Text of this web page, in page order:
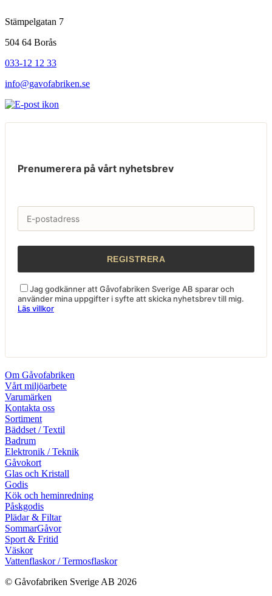
Stämpelgatan 7
504 64 Borås
033-12 12 33
info@gavofabriken.se
Prenumerera på vårt nyhetsbrev
Jag godkänner att Gåvofabriken Sverige AB sparar och
använder mina uppgifter i syfte att skicka nyhetsbrev till mig.
Läs villkor
Om Gåvofabriken
Vårt miljöarbete
Varumärken
Kontakta oss
Sortiment
Bäddset / Textil
Badrum
Elektronik / Teknik
Gåvokort
Glas och Kristall
Godis
Kök och heminredning
Påskgodis
Plädar & Filtar
SommarGåvor
Sport & Fritid
Väskor
Vattenflaskor / Termosflaskor
© Gåvofabriken Sverige AB 2026